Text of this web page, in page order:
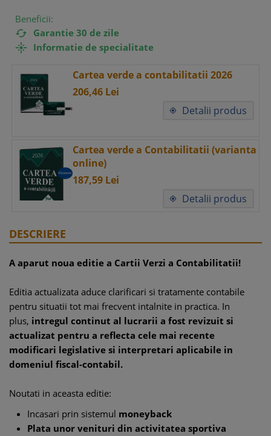
Beneficii:
 Garantie 30 de zile
 Informatie de specialitate
Cartea verde a contabilitatii 2026
206,46 Lei
 Detalii produs
Cartea verde a Contabilitatii (varianta
online)
187,59 Lei
 Detalii produs
DESCRIERE
A aparut noua editie a Cartii Verzi a Contabilitatii!
Editia actualizata aduce clarificari si tratamente contabile
pentru situatii tot mai frecvent intalnite in practica. In
plus, intregul continut al lucrarii a fost revizuit si
actualizat pentru a reflecta cele mai recente
modificari legislative si interpretari aplicabile in
domeniul fiscal-contabil.
Noutati in aceasta editie:
Incasari prin sistemul moneyback
Plata unor venituri din activitatea sportiva